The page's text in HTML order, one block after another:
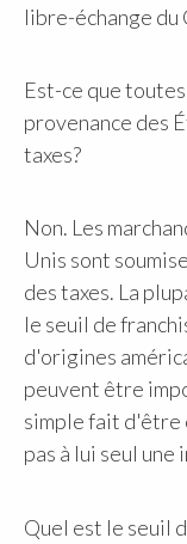
libre-échange du
Est-ce que
provenance des
taxes?
Non. Les
Unis sont
des taxes. La
le seuil de
d'origines
peuvent être
simple fait d'être
pas à lui seul une
Quel est le seuil